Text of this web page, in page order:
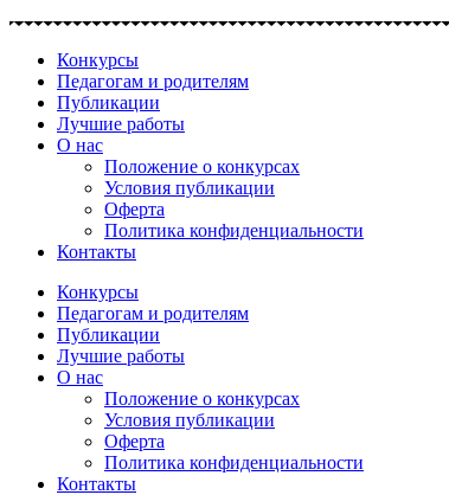
Перейти
содержимому
Конкурсы
Педагогам и родителям
Публикации
Лучшие работы
О нас
Положение о конкурсах
Условия публикации
Оферта
Политика конфиденциальности
Контакты
Конкурсы
Педагогам и родителям
Публикации
Лучшие работы
О нас
Положение о конкурсах
Условия публикации
Оферта
Политика конфиденциальности
Контакты